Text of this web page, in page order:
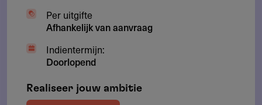
Per uitgifte
Afhankelijk van aanvraag
Indientermijn:
Doorlopend
Realiseer jouw ambitie